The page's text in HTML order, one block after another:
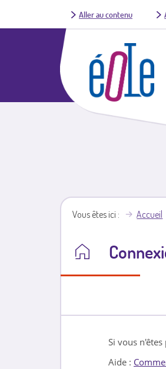
Aller au contenu
Vous êtes ici Accueil
Si vous
Aide :